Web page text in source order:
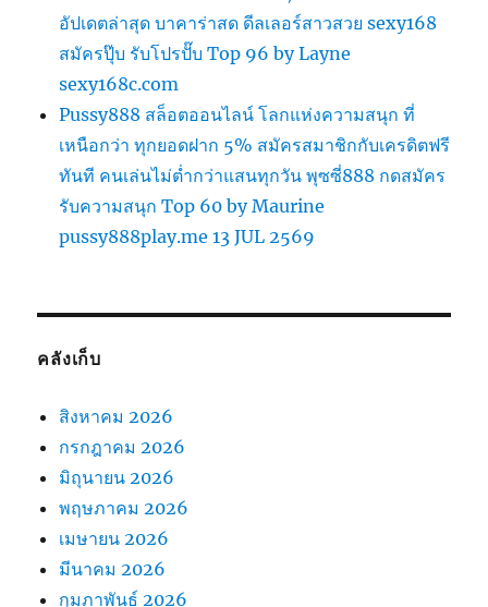
อัปเดตล่าสุด บาคาร่าสด ดีลเลอร์สาวสวย sexy168
สมัครปุ๊บ รับโปรปั๊บ Top 96 by Layne
sexy168c.com
Pussy888 สล็อตออนไลน์ โลกแห่งความสนุก ที่
เหนือกว่า ทุกยอดฝาก 5% สมัครสมาชิกกับเครดิตฟรี
ทันที คนเล่นไม่ต่ำกว่าแสนทุกวัน พุซซี่888 กดสมัคร
รับความสนุก Top 60 by Maurine
pussy888play.me 13 JUL 2569
คลังเก็บ
สิงหาคม 2026
กรกฎาคม 2026
มิถุนายน 2026
พฤษภาคม 2026
เมษายน 2026
มีนาคม 2026
กุมภาพันธ์ 2026